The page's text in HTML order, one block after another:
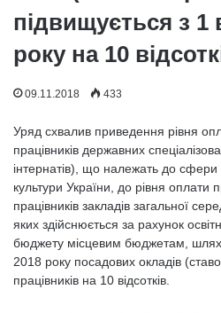
підвищується з 1
року на 10
09.11.2018 433
Уряд схвалив приведення рівня
працівників державних
інтернатів), що належать до сфери
культури України, до рівня оплати
працівників закладів загальної
яких здійснюється за рахунок
бюджету місцевим бюджетам,
2018 року посадових окладів
працівників на 10 відсотків.